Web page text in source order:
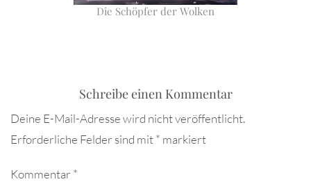
Die Schöpfer der Wolken
Schreibe einen Kommentar
Deine E-Mail-Adresse wird nicht veröffentlicht.
Erforderliche Felder sind mit* markiert
Kommentar *